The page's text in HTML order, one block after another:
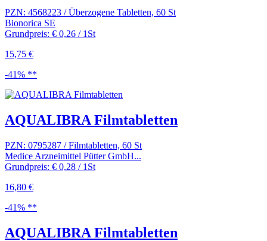
PZN: 4568223 / Überzogene Tabletten, 60 St
Bionorica SE
Grundpreis: € 0,26 / 1St
15,75 €
-41% **
AQUALIBRA Filmtabletten
PZN: 0795287 / Filmtabletten, 60 St
Medice Arzneimittel Pütter GmbH...
Grundpreis: € 0,28 / 1St
16,80 €
-41% **
AQUALIBRA Filmtabletten